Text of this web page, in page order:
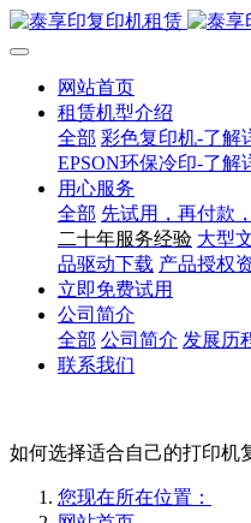
网站首页
租赁机型介绍
全部 彩色复印机-了解
EPSON环保冷印-了解
用心服务
全部 先试用，再付款
二十年服务经验 大型
品驱动下载 产品授权
立即免费试用
公司简介
全部 公司简介 发展历
联系我们
如何选择适合自己的打印机
您现在所在位置：